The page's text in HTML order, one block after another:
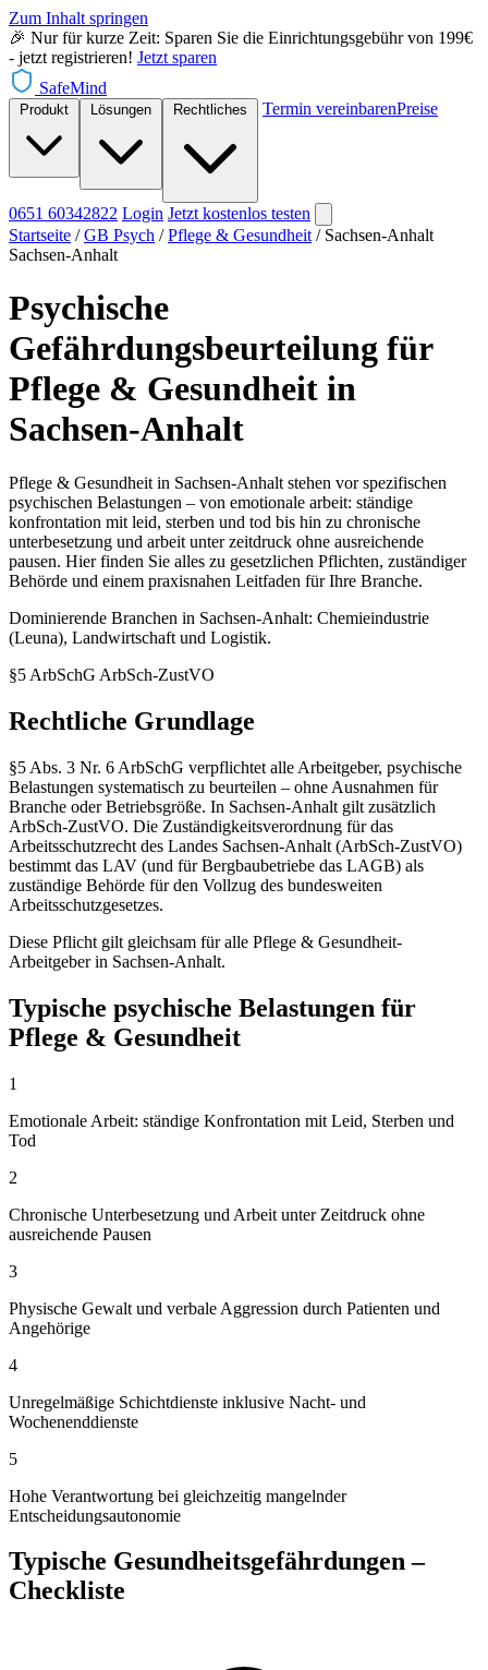
Zum Inhalt springen
🎉 Nur für kurze Zeit: Sparen Sie die Einrichtungsgebühr von 199€
- jetzt registrieren! Jetzt sparen
SafeMind
Termin vereinbarenPreise
0651 60342822 Login Jetzt kostenlos testen
Startseite / GB Psych / Pflege & Gesundheit / Sachsen-Anhalt
Sachsen-Anhalt
Psychische
Gefährdungsbeurteilung für
Pflege & Gesundheit in
Sachsen-Anhalt
Pflege & Gesundheit in Sachsen-Anhalt stehen vor spezifischen
psychischen Belastungen – von emotionale arbeit: ständige
konfrontation mit leid, sterben und tod bis hin zu chronische
unterbesetzung und arbeit unter zeitdruck ohne ausreichende
pausen. Hier finden Sie alles zu gesetzlichen Pflichten, zuständiger
Behörde und einem praxisnahen Leitfaden für Ihre Branche.
Dominierende Branchen in Sachsen-Anhalt: Chemieindustrie
(Leuna), Landwirtschaft und Logistik.
§5 ArbSchG ArbSch-ZustVO
Rechtliche Grundlage
§5 Abs. 3 Nr. 6 ArbSchG verpflichtet alle Arbeitgeber, psychische
Belastungen systematisch zu beurteilen – ohne Ausnahmen für
Branche oder Betriebsgröße. In Sachsen-Anhalt gilt zusätzlich
ArbSch-ZustVO. Die Zuständigkeitsverordnung für das
Arbeitsschutzrecht des Landes Sachsen-Anhalt (ArbSch-ZustVO)
bestimmt das LAV (und für Bergbaubetriebe das LAGB) als
zuständige Behörde für den Vollzug des bundesweiten
Arbeitsschutzgesetzes.
Diese Pflicht gilt gleichsam für alle Pflege & Gesundheit-
Arbeitgeber in Sachsen-Anhalt.
Typische psychische Belastungen für
Pflege & Gesundheit
1
Emotionale Arbeit: ständige Konfrontation mit Leid, Sterben und
Tod
2
Chronische Unterbesetzung und Arbeit unter Zeitdruck ohne
ausreichende Pausen
3
Physische Gewalt und verbale Aggression durch Patienten und
Angehörige
4
Unregelmäßige Schichtdienste inklusive Nacht- und
Wochenenddienste
5
Hohe Verantwortung bei gleichzeitig mangelnder
Entscheidungsautonomie
Typische Gesundheitsgefährdungen –
Checkliste